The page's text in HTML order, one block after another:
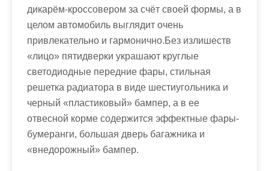
дикарём-кроссовером за счёт своей формы, а в
целом автомобиль выглядит очень
привлекательно и гармонично.Без излишеств
«лицо» пятидверки украшают круглые
светодиодные передние фары, стильная
решетка радиатора в виде шестиугольника и
черный «пластиковый» бампер, а в ее
отвесной корме содержится эффектные фары-
бумеранги, большая дверь багажника и
«внедорожный» бампер.